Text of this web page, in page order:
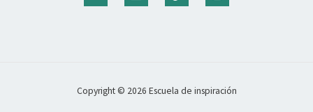
Copyright © 2026 Escuela de inspiración